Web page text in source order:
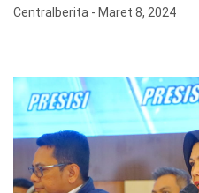
KOTA
METRO
PESAWARAN
TANGGAMUS
DPRD
KOTA
BANDAR
LAMPUNG
DPRD
METRO
LAMPUNG
BANTEN
JAWAB
BARAT
Centralberita - Maret 8, 2024